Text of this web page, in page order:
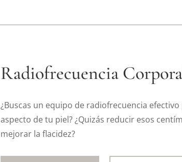
Radiofrecuencia
¿Buscas un equipo de radiofrecuencia
aspecto de tu piel? ¿Quizás reducir esos
mejorar la flacidez?